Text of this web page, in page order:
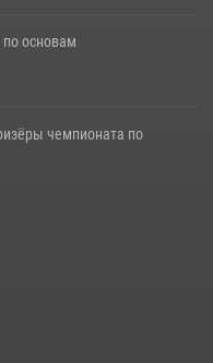
основам
чемпионата по